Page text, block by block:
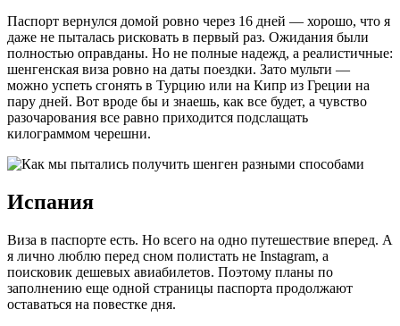
Паспорт вернулся домой ровно через 16 дней — хорошо, что я
даже не пыталась рисковать в первый раз. Ожидания были
полностью оправданы. Но не полные надежд, а реалистичные:
шенгенская виза ровно на даты поездки. Зато мульти —
можно успеть сгонять в Турцию или на Кипр из Греции на
пару дней. Вот вроде бы и знаешь, как все будет, а чувство
разочарования все равно приходится подслащать
килограммом черешни.
Испания
Виза в паспорте есть. Но всего на одно путешествие вперед. А
я лично люблю перед сном полистать не Instagram, а
поисковик дешевых авиабилетов. Поэтому планы по
заполнению еще одной страницы паспорта продолжают
оставаться на повестке дня.